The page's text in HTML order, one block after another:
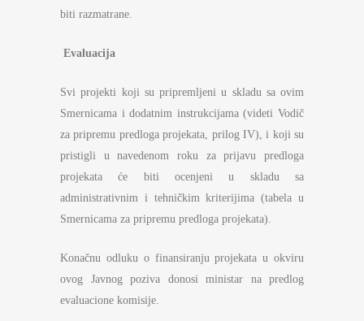
biti razmatrane.
Evaluacija
Svi projekti koji su pripremljeni u skladu sa ovim
Smernicama i dodatnim instrukcijama (videti Vodič
za pripremu predloga projekata, prilog IV), i koji su
pristigli u navedenom roku za prijavu predloga
projekata će biti ocenjeni u skladu sa
administrativnim i tehničkim kriterijima (tabela u
Smernicama za pripremu predloga projekata).
Konačnu odluku o finansiranju projekata u okviru
ovog Javnog poziva donosi ministar na predlog
evaluacione komisije.